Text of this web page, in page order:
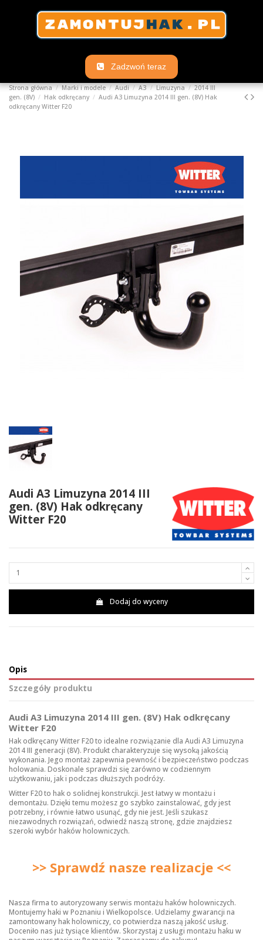
Zadzwoń teraz
Strona główna Marki i modele Audi A3 Limuzyna
2014 III
gen. (8V)
Hak odkręcany
Audi A3 Limuzyna 2014 III gen. (8V) Hak
odkręcany Witter F20
Audi A3 Limuzyna 2014 III
gen. (8V) Hak odkręcany
Witter F20
Dodaj do wyceny
Opis
Szczegóły produktu
Audi A3 Limuzyna 2014 III gen. (8V) Hak odkręcany
Witter F20
Hak odkręcany Witter F20 to idealne rozwiązanie dla Audi A3 Limuzyna
2014 III generacji (8V). Produkt charakteryzuje się wysoką jakością
wykonania. Jego montaż zapewnia pewność i bezpieczeństwo podczas
holowania. Doskonale sprawdzi się zarówno w codziennym
użytkowaniu, jak i podczas dłuższych podróży.
Witter F20 to hak o solidnej konstrukcji. Jest łatwy w montażu i
demontażu. Dzięki temu możesz go szybko zainstalować, gdy jest
potrzebny, i równie łatwo usunąć, gdy nie jest. Jeśli szukasz
niezawodnych rozwiązań, odwiedź naszą stronę, gdzie znajdziesz
szeroki wybórhaków holowniczych.
>> Sprawdź nasze realizacje <<
Nasza firma to autoryzowany serwis montażu haków holowniczych.
Montujemy haki w Poznaniu i Wielkopolsce. Udzielamy gwarancji na
zamontowany hak holowniczy, co potwierdza naszą jakość usług.
Doceniło nas już tysiące klientów. Skorzystaj z usługi montażu haku w